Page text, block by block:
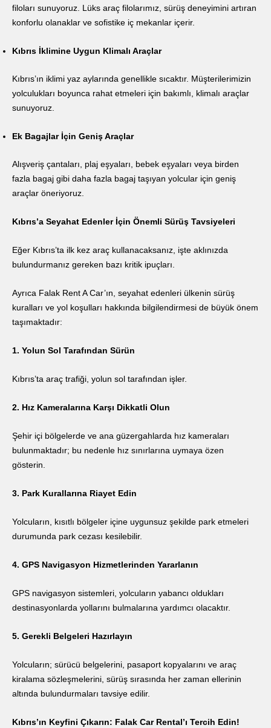
filoları sunuyoruz. Lüks araç filolarımız, sürüş deneyimini artıran
konforlu olanaklar ve sofistike iç mekanlar içerir.
Kıbrıs İklimine Uygun Klimalı Araçlar
Kıbrıs’ın iklimi yaz aylarında genellikle sıcaktır. Müşterilerimizin
yolculukları boyunca rahat etmeleri için bakımlı, klimalı araçlar
sunuyoruz.
Ek Bagajlar İçin Geniş Araçlar
Alışveriş çantaları, plaj eşyaları, bebek eşyaları veya birden
fazla bagaj gibi daha fazla bagaj taşıyan yolcular için geniş
araçlar öneriyoruz.
Kıbrıs’a Seyahat Edenler İçin Önemli Sürüş Tavsiyeleri
Eğer Kıbrıs’ta ilk kez araç kullanacaksanız, işte aklınızda
bulundurmanız gereken bazı kritik ipuçları.
Ayrıca Falak Rent A Car’ın, seyahat edenleri ülkenin sürüş
kuralları ve yol koşulları hakkında bilgilendirmesi de büyük önem
taşımaktadır:
1. Yolun Sol Tarafından Sürün
Kıbrıs’ta araç trafiği, yolun sol tarafından işler.
2. Hız Kameralarına Karşı Dikkatli Olun
Şehir içi bölgelerde ve ana güzergahlarda hız kameraları
bulunmaktadır; bu nedenle hız sınırlarına uymaya özen
gösterin.
3. Park Kurallarına Riayet Edin
Yolcuların, kısıtlı bölgeler içine uygunsuz şekilde park etmeleri
durumunda park cezası kesilebilir.
4. GPS Navigasyon Hizmetlerinden Yararlanın
GPS navigasyon sistemleri, yolcuların yabancı oldukları
destinasyonlarda yollarını bulmalarına yardımcı olacaktır.
5. Gerekli Belgeleri Hazırlayın
Yolcuların; sürücü belgelerini, pasaport kopyalarını ve araç
kiralama sözleşmelerini, sürüş sırasında her zaman ellerinin
altında bulundurmaları tavsiye edilir.
Kıbrıs’ın Keyfini Çıkarın: Falak Car Rental’ı Tercih Edin!